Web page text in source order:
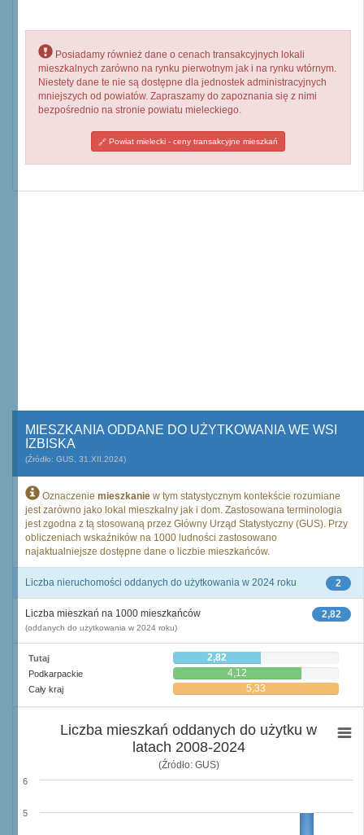
Posiadamy również dane o cenach transakcyjnych lokali
mieszkalnych zarówno na rynku pierwotnym jak i na rynku wtórnym.
Niestety dane te nie są dostępne dla jednostek administracyjnych
mniejszych od powiatów. Zapraszamy do zapoznania się z nimi
bezpośrednio na stronie powiatu mieleckiego.
Powiat mielecki - ceny transakcyjne mieszkań
MIESZKANIA ODDANE DO UŻYTKOWANIA WE WSI
IZBISKA
(Źródło: GUS, 31.XII.2024)
Oznaczenie mieszkanie w tym statystycznym kontekście rozumiane
jest zarówno jako lokal mieszkalny jak i dom. Zastosowana terminologia
jest zgodna z tą stosowaną przez Główny Urząd Statystyczny (GUS). Przy
obliczeniach wskaźników na 1000 ludności zastosowano
najaktualniejsze dostępne dane o liczbie mieszkańców.
2
Liczba nieruchomości oddanych do użytkowania w 2024 roku
2,82
Liczba mieszkań na 1000 mieszkańców
(oddanych do użytkowania w 2024 roku)
Tutaj 2,82
Podkarpackie 4,12
Cały kraj 5,33
Liczba mieszkań oddanych do użytku w
latach 2008-2024
(Źródło: GUS)
5
6